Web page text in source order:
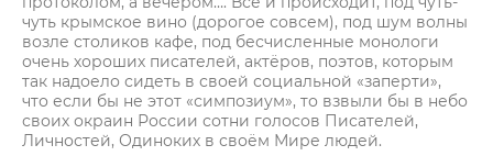
чуть крымское вино (дорогое совсем), под шум волны
возле столиков кафе, под бесчисленные монологи
очень хороших писателей, актёров, поэтов, которым
так надоело сидеть в своей социальной «заперти»,
что если бы не этот «симпозиум», то взвыли бы в небо
своих окраин России сотни голосов Писателей,
Личностей, Одиноких в своём Мире людей.